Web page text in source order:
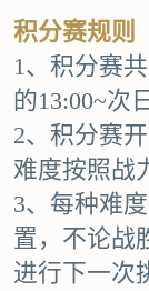
积分赛规则
1、积分赛
的13:00~次
2、积分赛
难度按照战
3、每种难
置，不论战
进行下一次